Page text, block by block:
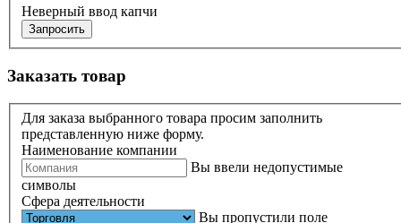
Неверный ввод капчи
Запросить
Заказать товар
Для заказа выбранного товара просим заполнить
представленную ниже форму.
Наименование компании
Вы ввели недопустимые
символы
Сфера деятельности
Вы пропустили поле